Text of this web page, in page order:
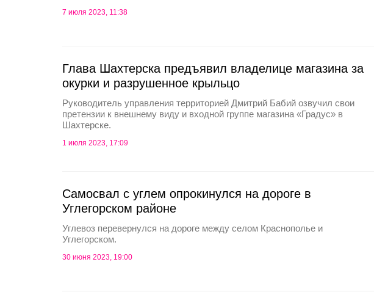
7 июля 2023, 11:38
Глава Шахтерска предъявил владелице магазина за
окурки и разрушенное крыльцо
Руководитель управления территорией Дмитрий Бабий озвучил свои
претензии к внешнему виду и входной группе магазина «Градус» в
Шахтерске.
1 июля 2023, 17:09
Самосвал с углем опрокинулся на дороге в
Углегорском районе
Углевоз перевернулся на дороге между селом Краснополье и
Углегорском.
30 июня 2023, 19:00